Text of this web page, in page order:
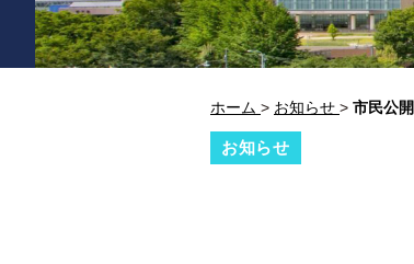
ホーム > お知らせ > 市民公
お知らせ